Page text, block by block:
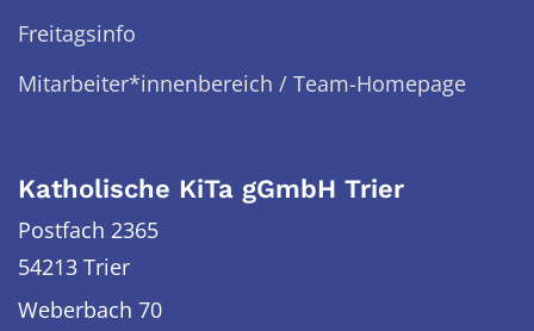
Freitagsinfo
Mitarbeiter*innenbereich / Team-Homepage
Katholische KiTa gGmbH Trier
Postfach 2365
54213 Trier
Weberbach 70